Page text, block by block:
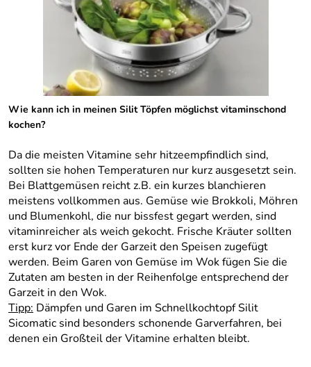
Wie kann ich in meinen Silit Töpfen möglichst vitaminschond
kochen?
Da die meisten Vitamine sehr hitzeempfindlich sind,
sollten sie hohen Temperaturen nur kurz ausgesetzt sein.
Bei Blattgemüsen reicht z.B. ein kurzes blanchieren
meistens vollkommen aus. Gemüse wie Brokkoli, Möhren
und Blumenkohl, die nur bissfest gegart werden, sind
vitaminreicher als weich gekocht. Frische Kräuter sollten
erst kurz vor Ende der Garzeit den Speisen zugefügt
werden. Beim Garen von Gemüse im Wok fügen Sie die
Zutaten am besten in der Reihenfolge entsprechend der
Garzeit in den Wok.
Tipp: Dämpfen und Garen im Schnellkochtopf Silit
Sicomatic sind besonders schonende Garverfahren, bei
denen ein Großteil der Vitamine erhalten bleibt.